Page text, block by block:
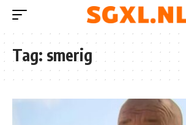
Tag: smerig